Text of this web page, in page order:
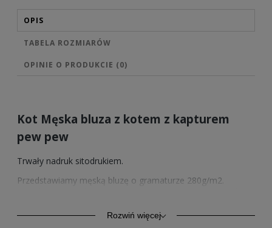
OPIS
TABELA ROZMIARÓW
OPINIE O PRODUKCIE (0)
Kot Męska bluza z kotem z kapturem
pew pew
Trwały nadruk sitodrukiem.
Przedstawiamy męską bluzę o gramaturze 280g/m2.
znajduje zastosowanie również jako odzież sportowa.
Kangurkowa kieszeń, rękawy i dół ze ściągaczem.
Rozwiń więcej